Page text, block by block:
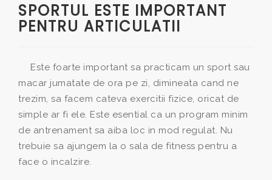
SPORTUL ESTE IMPORTANT
PENTRU ARTICULATII
Este foarte important sa practicam un sport sau
macar jumatate de ora pe zi, dimineata cand ne
trezim, sa facem cateva exercitii fizice, oricat de
simple ar fi ele. Este esential ca un program minim
de antrenament sa aiba loc in mod regulat. Nu
trebuie sa ajungem la o sala de fitness pentru a
face o incalzire.